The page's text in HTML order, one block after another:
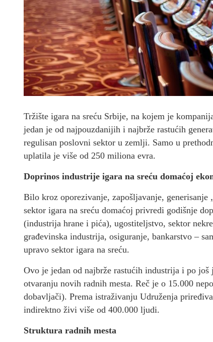
Tržište igara na sreću Srbije, na kojem je
jedan je od najpouzdanijih i najbrže rastućih
regulisan poslovni sektor u zemlji. Samo u
uplatila je više od 250 miliona evra.
Doprinos industrije igara na sreću domaćoj
Bilo kroz oporezivanje, zapošljavanje,
sektor igara na sreću domaćoj privredi godišnje
(industrija hrane i pića), ugostiteljstvo, sektor
građevinska industrija, osiguranje, bankarstvo –
upravo sektor igara na sreću.
Ovo je jedan od najbrže rastućih industrija i po
otvaranju novih radnih mesta. Reč je o 15.000
dobavljači). Prema istraživanju Udruženja
indirektno živi više od 400.000 ljudi.
Struktura radnih mesta